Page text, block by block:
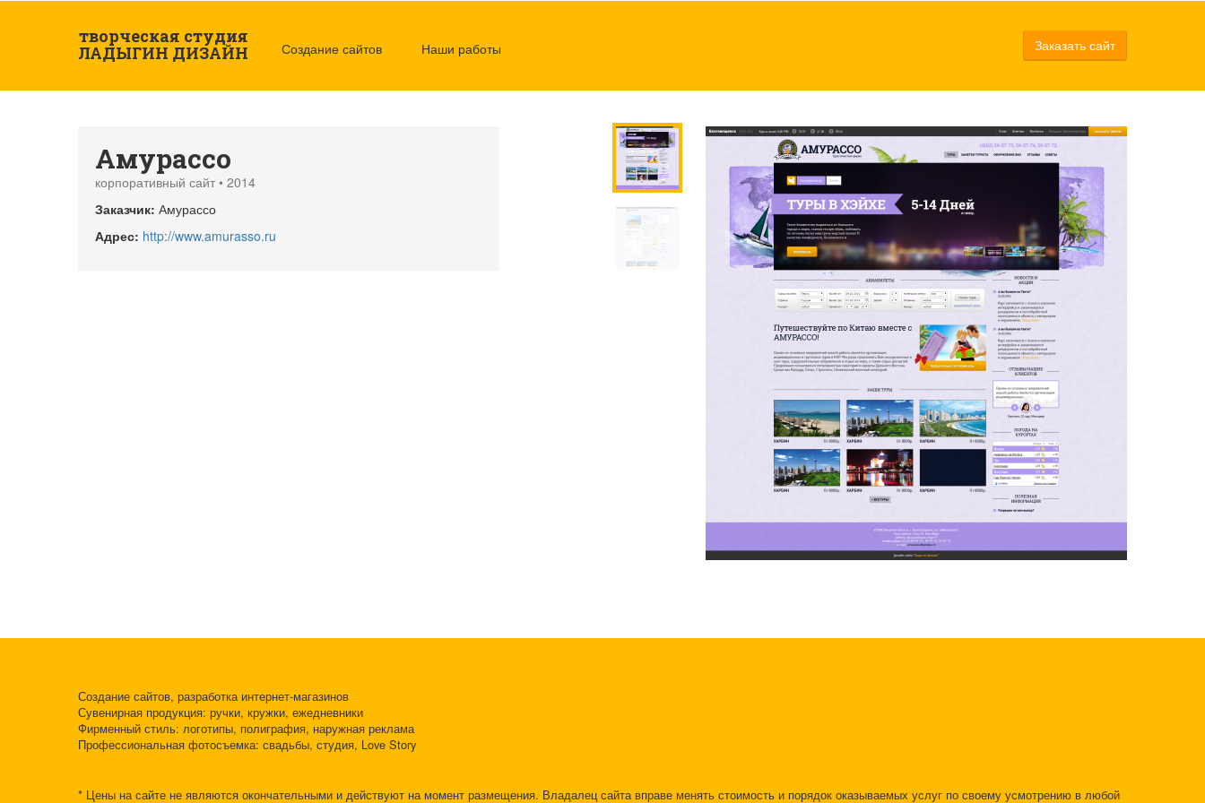
творческая студия
ЛАДЫГИН ДИЗАЙН Создание сайтов Наши работы Заказать сайт
Амурассо
корпоративный сайт • 2014
Заказчик: Амурассо
Адрес: http://www.amurasso.ru
Создание сайтов, разработка интернет-магазинов
Сувенирная продукция: ручки, кружки, ежедневники
Фирменный стиль: логотипы, полиграфия, наружная реклама
Профессиональная фотосъемка: свадьбы, студия, Love Story
* Цены на сайте не являются окончательными и действуют на момент размещения. Владалец сайта вправе менять стоимость и порядок оказываемых услуг по своему усмотрению в любой